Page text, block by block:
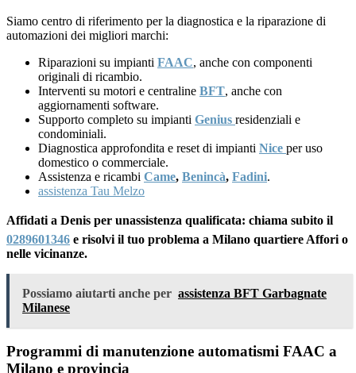
Siamo centro di riferimento per la diagnostica e la riparazione di
automazioni dei migliori marchi:
Riparazioni su impianti FAAC, anche con componenti
originali di ricambio.
Interventi su motori e centraline BFT, anche con
aggiornamenti software.
Supporto completo su impianti Genius residenziali e
condominiali.
Diagnostica approfondita e reset di impianti Nice per uso
domestico o commerciale.
Assistenza e ricambi Came, Benincà, Fadini.
assistenza Tau Melzo
Affidati a Denis per unassistenza qualificata: chiama subito il
0289601346 e risolvi il tuo problema a Milano quartiere Affori o
nelle vicinanze.
Possiamo aiutarti anche per assistenza BFT Garbagnate
Milanese
Programmi di manutenzione automatismi FAAC a
Milano e provincia